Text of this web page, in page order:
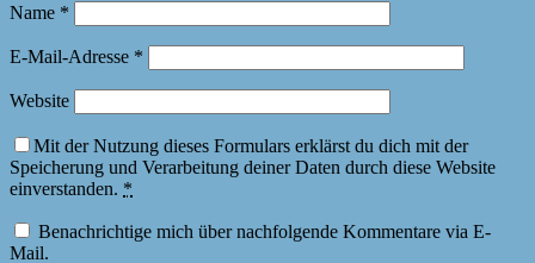
Name *
E-Mail-Adresse *
Website
Mit der Nutzung dieses Formulars erklärst du dich mit der
Speicherung und Verarbeitung deiner Daten durch diese Website
einverstanden. *
Benachrichtige mich über nachfolgende Kommentare via E-
Mail.